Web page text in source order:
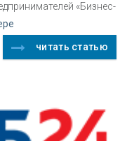
«Бизнес-
читать статью